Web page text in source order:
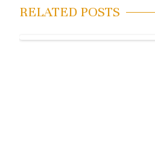
а
RELATED POSTS